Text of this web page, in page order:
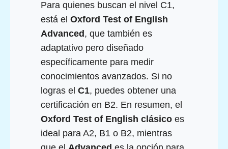
Para quienes buscan el nivel C1,
está el Oxford Test of English
Advanced, que también es
adaptativo pero diseñado
específicamente para medir
conocimientos avanzados. Si no
logras el C1, puedes obtener una
certificación en B2. En resumen, el
Oxford Test of English clásico es
ideal para A2, B1 o B2, mientras